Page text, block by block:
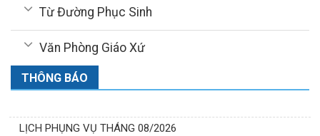
Từ Đường Phục Sinh
Văn Phòng Giáo Xứ
THÔNG BÁO
LỊCH PHỤNG VỤ THÁNG 08/2026